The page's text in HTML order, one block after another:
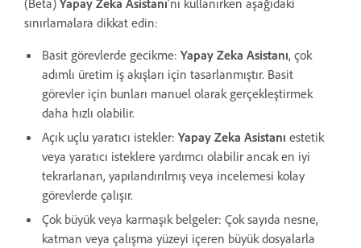
(Beta) Yapay Zeka Asistanı'nı kullanırken aşağıdaki
sınırlamalara dikkat edin:
Basit görevlerde gecikme: Yapay Zeka Asistanı, çok
adımlı üretim iş akışları için tasarlanmıştır. Basit
görevler için bunları manuel olarak gerçekleştirmek
daha hızlı olabilir.
Açık uçlu yaratıcı istekler: Yapay Zeka Asistanı estetik
veya yaratıcı isteklere yardımcı olabilir ancak en iyi
tekrarlanan, yapılandırılmış veya incelemesi kolay
görevlerde çalışır.
Çok büyük veya karmaşık belgeler: Çok sayıda nesne,
katman veya çalışma yüzeyi içeren büyük dosyalarla